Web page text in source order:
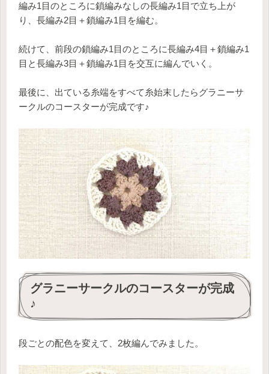
編み1目のところに鎖編みなしの長編み1目で立ち上が
り、長編み2目＋鎖編み1目を編む。
続けて、前段の鎖編み1目のところに長編み4目＋鎖編み1
目と長編み3目＋鎖編み1目を交互に編んでいく。
最後に、出ている糸端をすべて糸始末したらグラニーサ
ークルのコースターが完成です♪
グラニーサークルのコースターが完成
♪
段ごとの配色を変えて、2枚編んでみました。